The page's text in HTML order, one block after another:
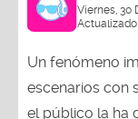
Viernes, 30
Actualizado
Un fenómeno
escenarios con
el público la ha